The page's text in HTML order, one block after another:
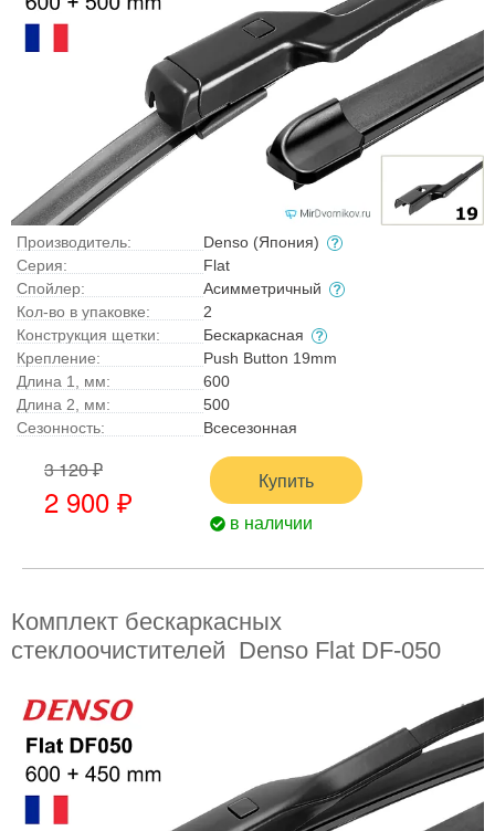
Производитель:
Denso (Япония)
Серия:
Flat
Спойлер:
Асимметричный
Кол-во в упаковке:
2
Конструкция щетки:
Бескаркасная
Крепление:
Push Button 19mm
Длина 1, мм:
600
Длина 2, мм:
500
Сезонность:
Всесезонная
3 120 ₽
2 900 ₽
Купить
в наличии
Комплект бескаркасных
стеклоочистителей Denso Flat DF-050